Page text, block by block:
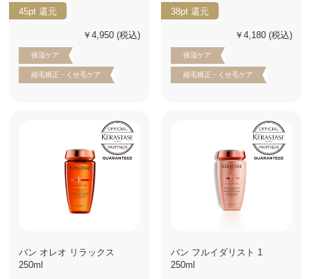
45pt 還元
￥4,950 (税込)
保湿ケア
縮毛矯正・くせ毛ケア
38pt 還元
￥4,180 (税込)
保湿ケア
縮毛矯正・くせ毛ケア
バン オレオ リラックス
250ml
バン フルイダリスト 1
250ml